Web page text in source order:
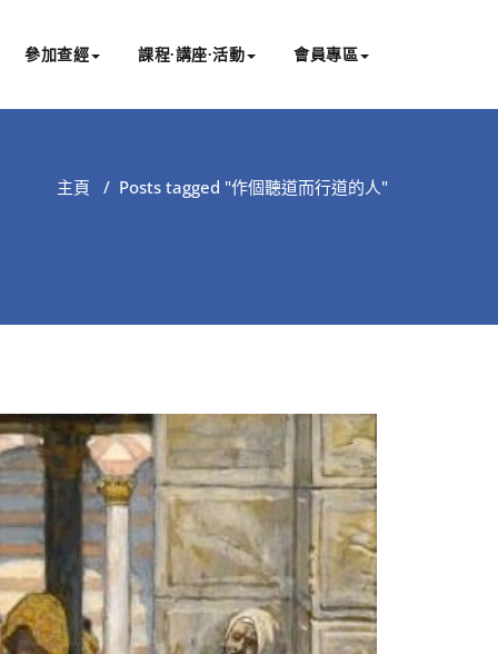
參加查經 課程∙講座∙活動 會員專區
主頁 / Posts tagged "作個聽道而行道的人"